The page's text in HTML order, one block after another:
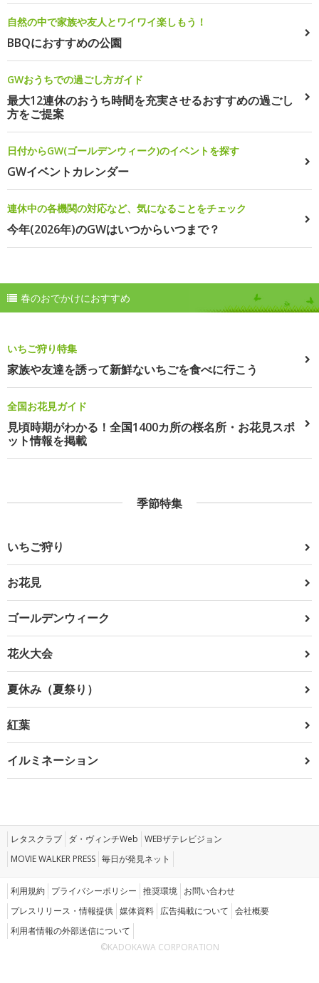
自然の中で家族や友人とワイワイ楽しもう！
BBQにおすすめの公園
GWおうちでの過ごし方ガイド
最大12連休のおうち時間を充実させるおすすめの過ごし
方をご提案
日付からGW(ゴールデンウィーク)のイベントを探す
GWイベントカレンダー
連休中の各機関の対応など、気になることをチェック
今年(2026年)のGWはいつからいつまで？
春のおでかけにおすすめ
いちご狩り特集
家族や友達を誘って新鮮ないちごを食べに行こう
全国お花見ガイド
見頃時期がわかる！全国1400カ所の桜名所・お花見スポ
ット情報を掲載
季節特集
いちご狩り
お花見
ゴールデンウィーク
花火大会
夏休み（夏祭り）
紅葉
イルミネーション
レタスクラブ ダ・ヴィンチWeb WEBザテレビジョン
MOVIE WALKER PRESS 毎日が発見ネット
利用規約 プライバシーポリシー 推奨環境 お問い合わせ
プレスリリース・情報提供 媒体資料 広告掲載について 会社概要
利用者情報の外部送信について
©KADOKAWA CORPORATION